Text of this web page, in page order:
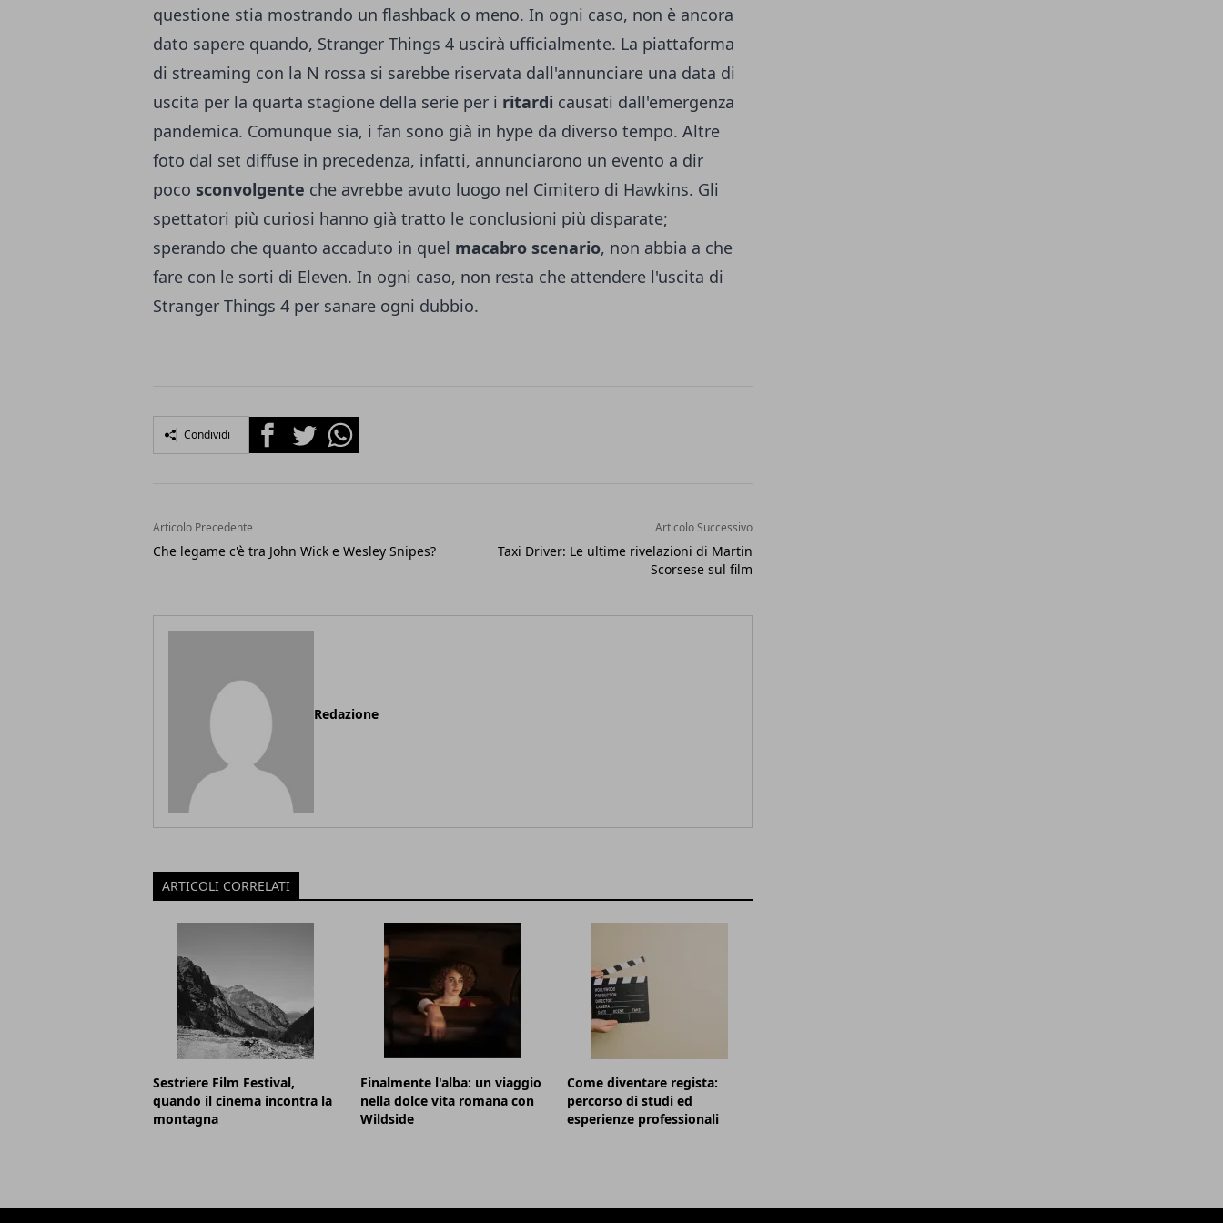
questione stia mostrando un flashback o meno. In ogni caso, non è ancora
dato sapere quando, Stranger Things 4 uscirà ufficialmente. La piattaforma
di streaming con la N rossa si sarebbe riservata dall'annunciare una data di
uscita per la quarta stagione della serie per i ritardi causati dall'emergenza
pandemica. Comunque sia, i fan sono già in hype da diverso tempo. Altre
foto dal set diffuse in precedenza, infatti, annunciarono un evento a dir
poco sconvolgente che avrebbe avuto luogo nel Cimitero di Hawkins. Gli
spettatori più curiosi hanno già tratto le conclusioni più disparate;
sperando che quanto accaduto in quel macabro scenario, non abbia a che
fare con le sorti di Eleven. In ogni caso, non resta che attendere l'uscita di
Stranger Things 4 per sanare ogni dubbio.
Condividi FacebookTwitterWhatsapp
Articolo Precedente
Che legame c'è tra John Wick e Wesley Snipes?
Articolo Successivo
Taxi Driver: Le ultime rivelazioni di Martin
Scorsese sul film
Redazione
ARTICOLI CORRELATI
Sestriere Film Festival,
quando il cinema incontra la
montagna
Finalmente l'alba: un viaggio
nella dolce vita romana con
Wildside
Come diventare regista:
percorso di studi ed
esperienze professionali